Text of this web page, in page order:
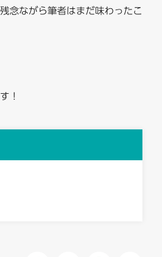
念ながら筆者はまだ味わったこ
！